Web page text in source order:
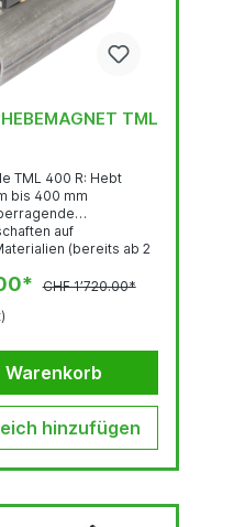
TML
400 R: Hebt
bis 400 mm
auf
(bereits ab 2
sogar unter
aus gehärtetem Stahl
vor und garantiert eine
Daten
(auf 6 mm Stahl
CHF 1’720.00*
Warenkorb
hinzufügen